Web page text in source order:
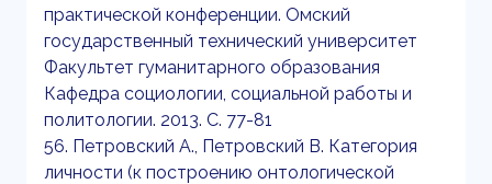
практической конференции. Омский
государственный технический университет
Факультет гуманитарного образования
Кафедра социологии, социальной работы и
политологии. 2013. С. 77-81
56. Петровский А., Петровский В. Категория
личности (к построению онтологической